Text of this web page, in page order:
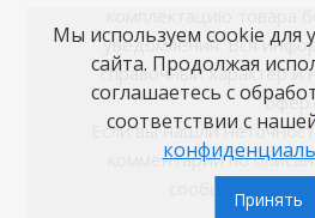
уведомления. Вся
справочный характер и
Если вы нашли
комментарии по
сообщить на
Мы используем cookie для
сайта. Продолжая
соглашаетесь с
соответствии с
Принять